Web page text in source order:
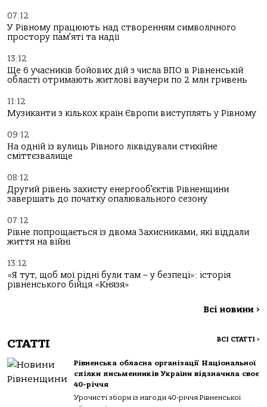
07:12
У Рівному працюють над створенням символічного
простору пам’яті та надії
13:12
Ще 6 учасників бойових дій з числа ВПО в Рівненській
області отримають житлові ваучери по 2 млн гривень
11:12
Музиканти з кількох країн Європи виступлять у Рівному
09:12
На одній із вулиць Рівного ліквідували стихійне
сміттєзвалище
08:12
Другий рівень захисту енергооб’єктів Рівненщини
завершать до початку опалювального сезону
07:12
Рівне попрощається із двома Захисниками, які віддали
життя на війні
13:12
«Я тут, щоб мої рідні були там – у безпеці»: історія
рівненського бійця «Князя»
Всі новини >
СТАТТІ ВСІ СТАТТІ >
Рівненська обласна організації Національної
спілки письменників України відзначила своє
40-річчя
Урочисті збори із нагоди 40-річчя Рівненської